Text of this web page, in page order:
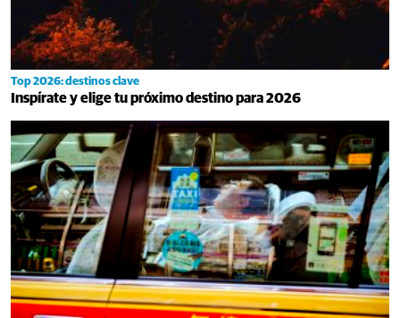
Top 2026: destinos clave
Inspírate y elige tu próximo destino para 2026